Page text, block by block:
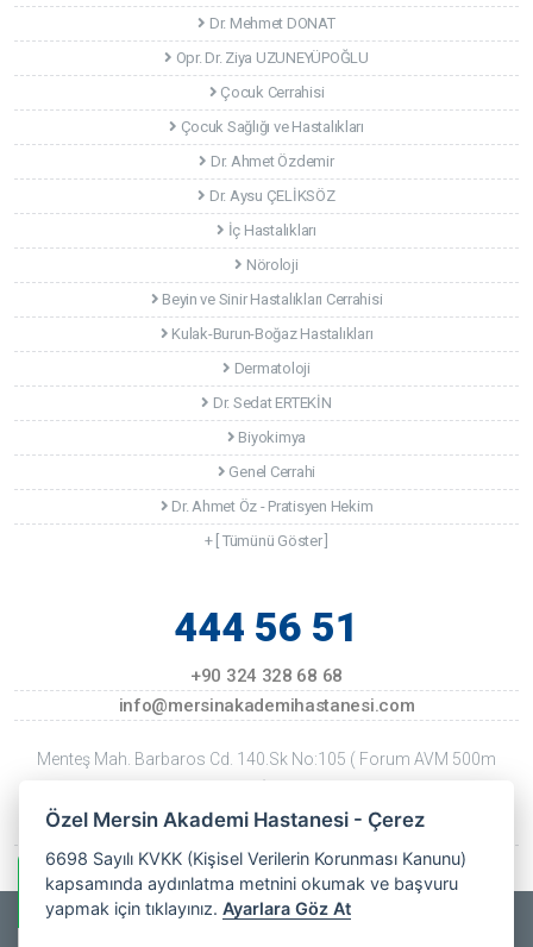
Whatsapp Bilgi Hattı
Dr. Mehmet DONAT
Opr. Dr. Ziya UZUNEYÜPOĞLU
Çocuk Cerrahisi
Çocuk Sağlığı ve Hastalıkları
Dr. Ahmet Özdemir
Dr. Aysu ÇELİKSÖZ
İç Hastalıkları
Nöroloji
Beyin ve Sinir Hastalıkları Cerrahisi
Kulak-Burun-Boğaz Hastalıkları
Dermatoloji
Dr. Sedat ERTEKİN
Biyokimya
Genel Cerrahi
Dr. Ahmet Öz - Pratisyen Hekim
+ [ Tümünü Göster ]
444 56 51
+90 324 328 68 68
info@mersinakademihastanesi.com
Menteş Mah. Barbaros Cd. 140.Sk No:105 ( Forum AVM 500m
Son Güncellenme Tarihi: 22 Temmuz 2026 Çarşamba
Özel Mersin Akademi Hastanesi - Çerez
6698 Sayılı KVKK (Kişisel Verilerin Korunması Kanunu)
kapsamında aydınlatma metnini okumak ve başvuru
yapmak için tıklayınız.Ayarlara Göz At